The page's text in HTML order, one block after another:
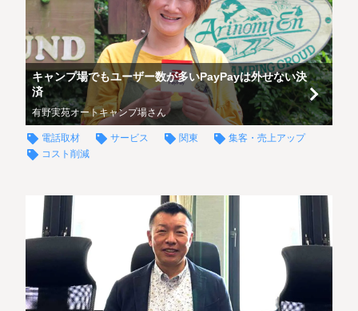
キャンプ場でもユーザー数が多いPayPayは外せない決
済
有野実苑オートキャンプ場さん
電話取材 サービス 関東
集客・売上アップ
コスト削減